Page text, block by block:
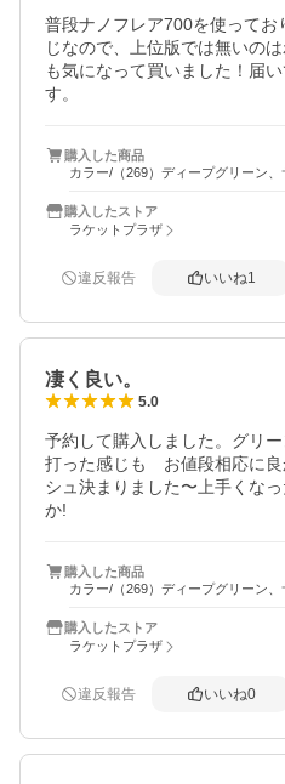
普段ナノフレア700を使って
じなので、上位版では無いの
も気になって買いました！届
す。
購入した商品
カラー/（269）ディープグリーン、
購入したストア
ラケットプラザ
違反報告 いいね1
凄く良い。
5.0
予約して購入しました。グリ
打った感じも　お値段相応に
シュ決まりました〜上手くな
か!
購入した商品
カラー/（269）ディープグリーン、
購入したストア
ラケットプラザ
違反報告 いいね0